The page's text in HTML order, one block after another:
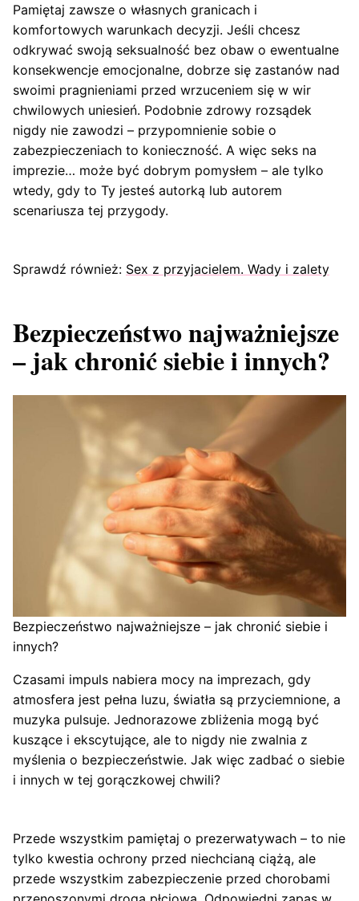
Pamiętaj zawsze o własnych granicach i
komfortowych warunkach decyzji. Jeśli chcesz
odkrywać swoją seksualność bez obaw o ewentualne
konsekwencje emocjonalne, dobrze się zastanów nad
swoimi pragnieniami przed wrzuceniem się w wir
chwilowych uniesień. Podobnie zdrowy rozsądek
nigdy nie zawodzi – przypomnienie sobie o
zabezpieczeniach to konieczność. A więc seks na
imprezie… może być dobrym pomysłem – ale tylko
wtedy, gdy to Ty jesteś autorką lub autorem
scenariusza tej przygody.
Sprawdź również: Sex z przyjacielem. Wady i zalety
Bezpieczeństwo najważniejsze
– jak chronić siebie i innych?
Bezpieczeństwo najważniejsze – jak chronić siebie i
innych?
Czasami impuls nabiera mocy na imprezach, gdy
atmosfera jest pełna luzu, światła są przyciemnione, a
muzyka pulsuje. Jednorazowe zbliżenia mogą być
kuszące i ekscytujące, ale to nigdy nie zwalnia z
myślenia o bezpieczeństwie. Jak więc zadbać o siebie
i innych w tej gorączkowej chwili?
Przede wszystkim pamiętaj o prezerwatywach – to nie
tylko kwestia ochrony przed niechcianą ciążą, ale
przede wszystkim zabezpieczenie przed chorobami